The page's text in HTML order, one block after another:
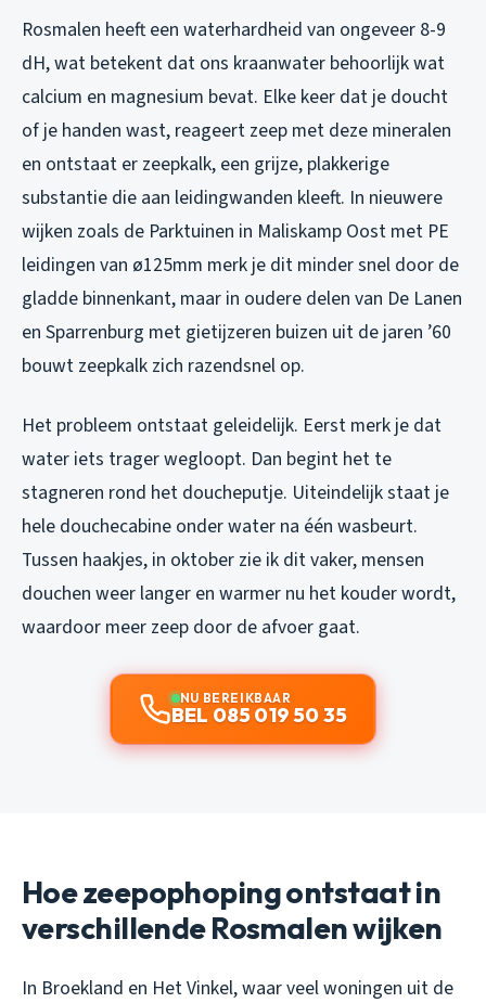
Rosmalen heeft een waterhardheid van ongeveer 8-9
dH, wat betekent dat ons kraanwater behoorlijk wat
calcium en magnesium bevat. Elke keer dat je doucht
of je handen wast, reageert zeep met deze mineralen
en ontstaat er zeepkalk, een grijze, plakkerige
substantie die aan leidingwanden kleeft. In nieuwere
wijken zoals de Parktuinen in Maliskamp Oost met PE
leidingen van ø125mm merk je dit minder snel door de
gladde binnenkant, maar in oudere delen van De Lanen
en Sparrenburg met gietijzeren buizen uit de jaren ’60
bouwt zeepkalk zich razendsnel op.
Het probleem ontstaat geleidelijk. Eerst merk je dat
water iets trager wegloopt. Dan begint het te
stagneren rond het doucheputje. Uiteindelijk staat je
hele douchecabine onder water na één wasbeurt.
Tussen haakjes, in oktober zie ik dit vaker, mensen
douchen weer langer en warmer nu het kouder wordt,
waardoor meer zeep door de afvoer gaat.
NU BEREIKBAAR
BEL 085 019 50 35
Hoe zeepophoping ontstaat in
verschillende Rosmalen wijken
In Broekland en Het Vinkel, waar veel woningen uit de